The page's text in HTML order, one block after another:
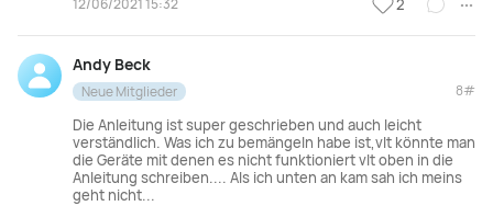
12/06/2021 15:32 2
Andy Beck
Neue Mitglieder 8#
Die Anleitung ist super geschrieben und auch leicht
verständlich. Was ich zu bemängeln habe ist,vlt könnte man
die Geräte mit denen es nicht funktioniert vlt oben in die
Anleitung schreiben.... Als ich unten an kam sah ich meins
geht nicht...